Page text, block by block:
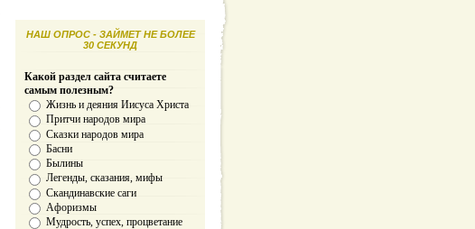
НАШ ОПРОС - ЗАЙМЕТ НЕ БОЛЕЕ
30 СЕКУНД
Какой раздел сайта считаете
самым полезным?
Жизнь и деяния Иисуса Христа
Притчи народов мира
Сказки народов мира
Басни
Былины
Легенды, сказания, мифы
Скандинавские саги
Афоризмы
Мудрость, успех, процветание